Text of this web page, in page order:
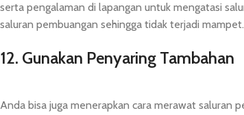
serta pengalaman di lapangan untuk mengatasi
saluran pembuangan sehingga tidak terjadi mampet.
12. Gunakan Penyaring Tambahan
Anda bisa juga menerapkan cara merawat saluran